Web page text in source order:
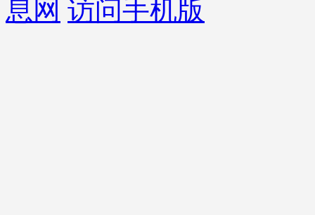
息网 访问手机版